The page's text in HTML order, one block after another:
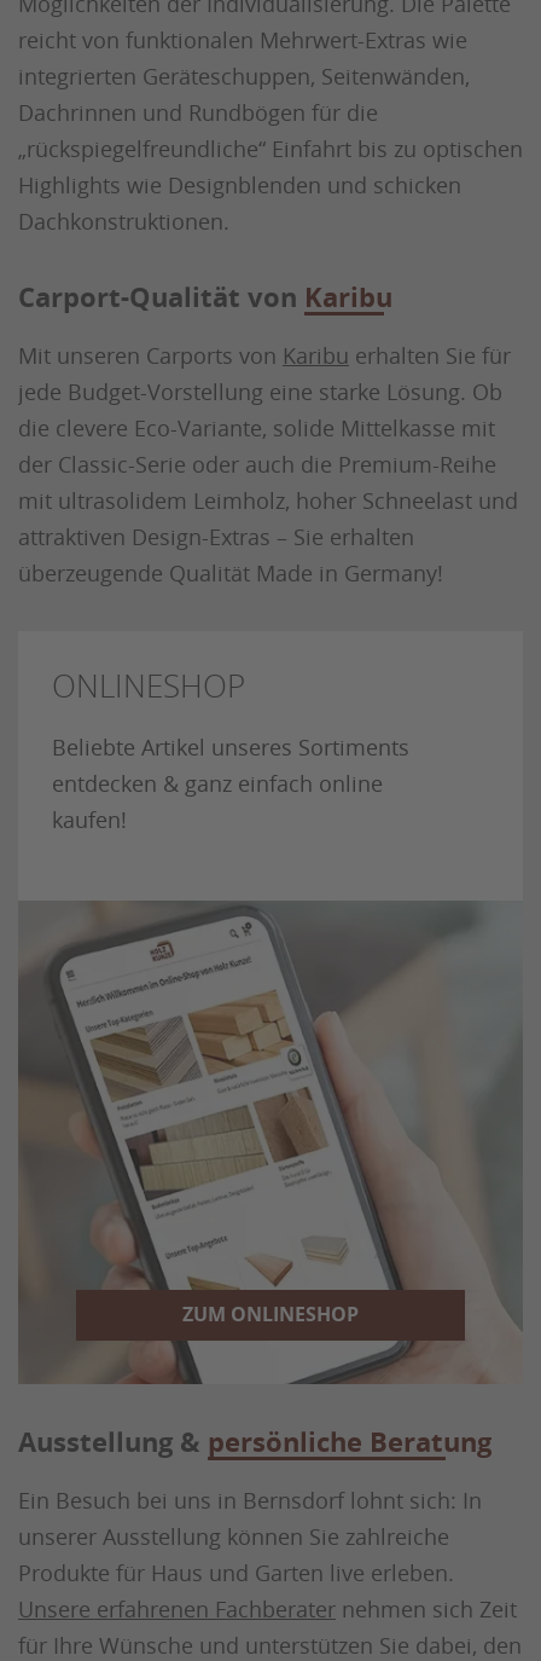
reicht von funktionalen Mehrwert-Extras wie
integrierten Geräteschuppen, Seitenwänden,
Dachrinnen und Rundbögen für die
„rückspiegelfreundliche“ Einfahrt bis zu optischen
Highlights wie Designblenden und schicken
Dachkonstruktionen.
Carport-Qualität von Karibu
Mit unseren Carports von Karibu erhalten Sie für
jede Budget-Vorstellung eine starke Lösung. Ob
die clevere Eco-Variante, solide Mittelkasse mit
der Classic-Serie oder auch die Premium-Reihe
mit ultrasolidem Leimholz, hoher Schneelast und
attraktiven Design-Extras – Sie erhalten
überzeugende Qualität Made in Germany!
ONLINESHOP
Beliebte Artikel unseres Sortiments
entdecken & ganz einfach online
kaufen!
ZUM ONLINESHOP
Ausstellung & persönliche Beratung
Ein Besuch bei uns in Bernsdorf lohnt sich: In
unserer Ausstellung können Sie zahlreiche
Produkte für Haus und Garten live erleben.
Unsere erfahrenen Fachberater nehmen sich Zeit
für Ihre Wünsche und unterstützen Sie dabei, den